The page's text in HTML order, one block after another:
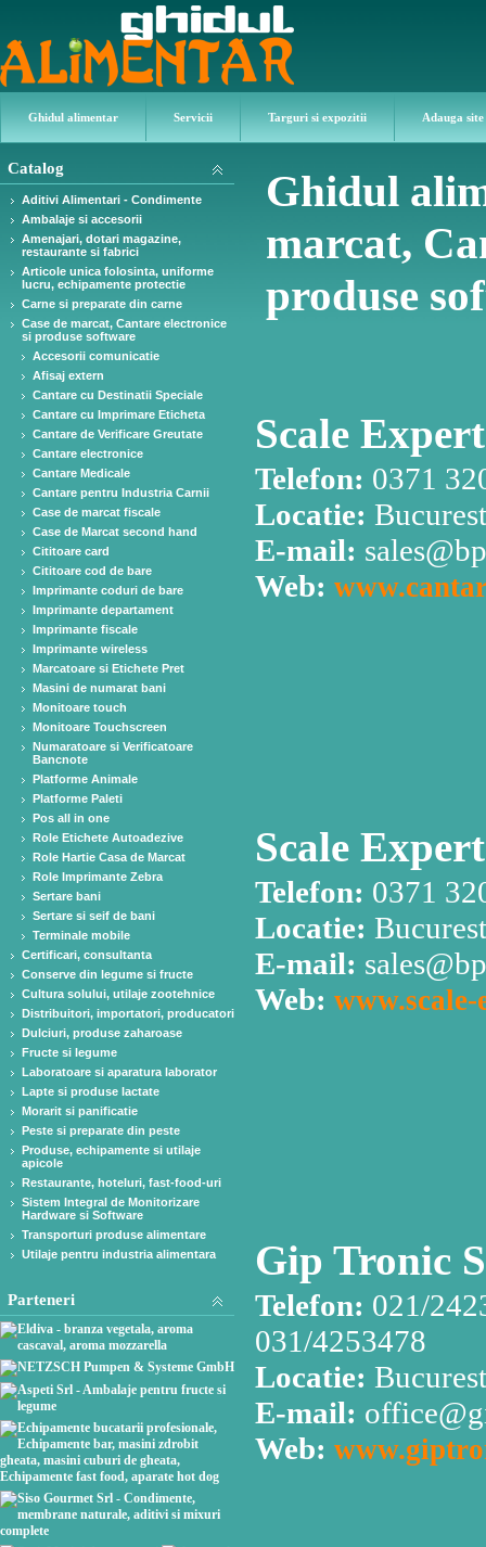
Ghidul alimentar Servicii Targuri si expozitii Adauga site
Catalog
Aditivi Alimentari - Condimente
Ambalaje si accesorii
Amenajari, dotari magazine,
restaurante si fabrici
Articole unica folosinta, uniforme
lucru, echipamente protectie
Carne si preparate din carne
Case de marcat, Cantare electronice
si produse software
Accesorii comunicatie
Afisaj extern
Cantare cu Destinatii Speciale
Cantare cu Imprimare Eticheta
Cantare de Verificare Greutate
Cantare electronice
Cantare Medicale
Cantare pentru Industria Carnii
Case de marcat fiscale
Case de Marcat second hand
Cititoare card
Cititoare cod de bare
Imprimante coduri de bare
Imprimante departament
Imprimante fiscale
Imprimante wireless
Marcatoare si Etichete Pret
Masini de numarat bani
Monitoare touch
Monitoare Touchscreen
Numaratoare si Verificatoare
Bancnote
Platforme Animale
Platforme Paleti
Pos all in one
Role Etichete Autoadezive
Role Hartie Casa de Marcat
Role Imprimante Zebra
Sertare bani
Sertare si seif de bani
Terminale mobile
Certificari, consultanta
Conserve din legume si fructe
Cultura solului, utilaje zootehnice
Distribuitori, importatori, producatori
Dulciuri, produse zaharoase
Fructe si legume
Laboratoare si aparatura laborator
Lapte si produse lactate
Morarit si panificatie
Peste si preparate din peste
Produse, echipamente si utilaje
apicole
Restaurante, hoteluri, fast-food-uri
Sistem Integral de Monitorizare
Hardware si Software
Transporturi produse alimentare
Utilaje pentru industria alimentara
Parteneri
Ghidul
marcat,
produse
Scale Expert
Telefon: 0371
Locatie:
E-mail:
Web:
Scale
Telefon: 0371
Locatie:
E-mail:
Web:
Gip Tronic
Telefon: 021/
031/4253478
Locatie:
E-mail:
Web: